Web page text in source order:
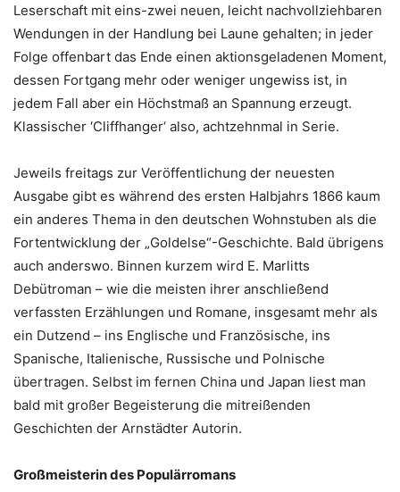
Leserschaft mit eins-zwei neuen, leicht nachvollziehbaren
Wendungen in der Handlung bei Laune gehalten; in jeder
Folge offenbart das Ende einen aktionsgeladenen Moment,
dessen Fortgang mehr oder weniger ungewiss ist, in
jedem Fall aber ein Höchstmaß an Spannung erzeugt.
Klassischer ‘Cliffhanger‘ also, achtzehnmal in Serie.
Jeweils freitags zur Veröffentlichung der neuesten
Ausgabe gibt es während des ersten Halbjahrs 1866 kaum
ein anderes Thema in den deutschen Wohnstuben als die
Fortentwicklung der „Goldelse“-Geschichte. Bald übrigens
auch anderswo. Binnen kurzem wird E. Marlitts
Debütroman – wie die meisten ihrer anschließend
verfassten Erzählungen und Romane, insgesamt mehr als
ein Dutzend – ins Englische und Französische, ins
Spanische, Italienische, Russische und Polnische
übertragen. Selbst im fernen China und Japan liest man
bald mit großer Begeisterung die mitreißenden
Geschichten der Arnstädter Autorin.
Großmeisterin des Populärromans